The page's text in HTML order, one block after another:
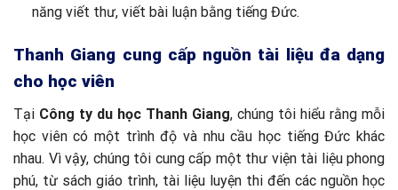
năng viết thư, viết bài luận bằng tiếng Đức.
Thanh Giang cung cấp nguồn tài liệu đa dạng
cho học viên
Tại Công ty du học Thanh Giang, chúng tôi hiểu rằng mỗi
học viên có một trình độ và nhu cầu học tiếng Đức khác
nhau. Vì vậy, chúng tôi cung cấp một thư viện tài liệu phong
phú, từ sách giáo trình, tài liệu luyện thi đến các nguồn học